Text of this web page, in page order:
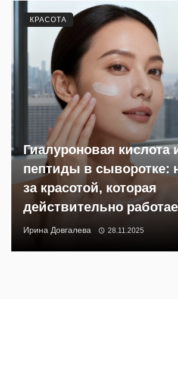
Гиалуроновая кислота
пептиды в сыворотке:
за красотой, которая
действительно
Ирина Довгалева 28.11.2025
КРАСОТА